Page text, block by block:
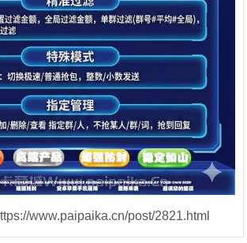
www.paipaika.cn/post/2821.html